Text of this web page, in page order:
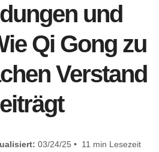
und
Qi Gong zu
Verstand
03/24/25 • 11 min Lesezeit